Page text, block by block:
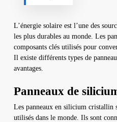
L’énergie solaire est l’une des
les plus durables au monde. Les
composants clés utilisés pour
Il existe différents types de
avantages.
Panneaux de
Les panneaux en silicium cristallin
utilisés dans le monde. Ils sont